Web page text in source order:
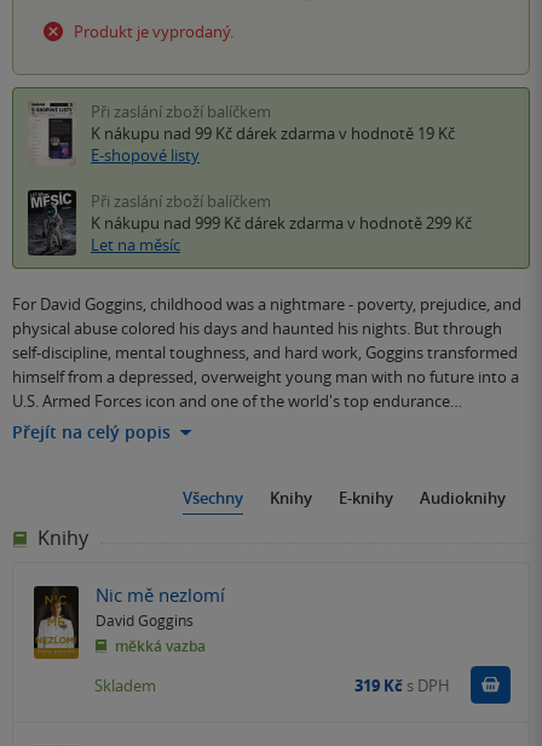
Produkt je vyprodaný.
Při zaslání zboží balíčkem
K nákupu nad 99 Kč dárek zdarma v hodnotě 19 Kč
E-shopové listy
Při zaslání zboží balíčkem
K nákupu nad 999 Kč dárek zdarma v hodnotě 299 Kč
Let na měsíc
For David Goggins, childhood was a nightmare - poverty, prejudice, and
physical abuse colored his days and haunted his nights. But through
self-discipline, mental toughness, and hard work, Goggins transformed
himself from a depressed, overweight young man with no future into a
U.S. Armed Forces icon and one of the world's top endurance…
Přejít na celý popis
Všechny Knihy E-knihy Audioknihy
Knihy
Nic mě nezlomí
David Goggins
měkká vazba
Skladem 319 Kč s DPH